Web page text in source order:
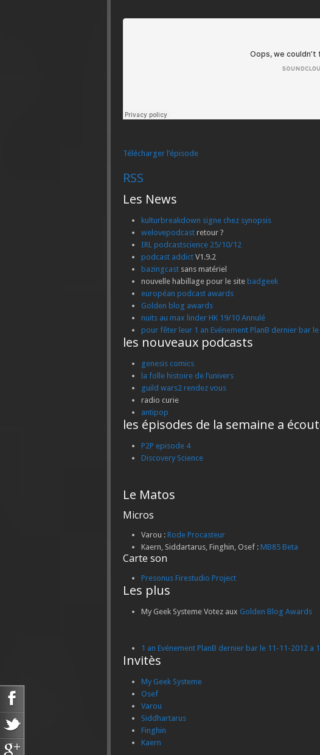
Télécharger l’épisode
RSS
Les News
kulturbreakdown signe chez synopsis
welovepodcast retour ?
IRL podcastscience 25/10/12
podcast addict V1.9.2
bazingcast sans matériel
nouvelle habillage pour le site badgeek
européan podcast awards
Golden blog awards
nuits au max linder HK 19/10 Annulé
pour fêter leur 1 an Evénement PlanB dernier bar le
les nouveaux podcasts
genesis comics
la folle histoire de l’univers
guild wars2 rendez vous
radio curie
antipop
les épisodes de la semaine a
P2P episode 4
Discovery Science
Le Matos
Micros
Varou : Rode Procasteur
Kaern, Siddartarus, Finghin, Osef : MB85 Beta
Carte son
Presonus Firestudio Project
Les plus
My Geek Systeme Votez aux Golden Blog Awards
1 an Evénement PlanB dernier bar le 11-11-2012 a
Invitès
My Geek Systeme
Osef
Varou
Siddhartarus
Finghin
Kaern